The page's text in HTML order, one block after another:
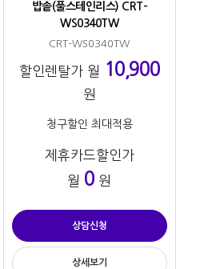
밥솥(풀스테인리스) CRT-
WS0340TW
CRT-WS0340TW
할인렌탈가 월 10,900
원
청구할인 최대적용
제휴카드할인가
월 0 원
상담신청
상세보기